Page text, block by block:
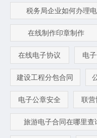
税务局企业如何办理
在线制作印章制作
在线电子协议 电
建设工程分包合同
电子公章安全 联营
旅游电子合同在哪里查